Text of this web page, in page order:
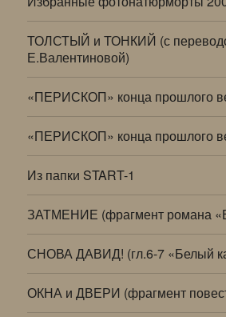
ТОЛСТЫЙ и ТОНКИЙ (с
Е.Валентиновой)
«ПЕРИСКОП» конца прошлого
«ПЕРИСКОП» конца прошлого
Из папки START-1
ЗАТМЕНИЕ (фрагмент романа
СНОВА ДАВИД! (гл.6-7 «Белый
ОКНА и ДВЕРИ (фрагмент